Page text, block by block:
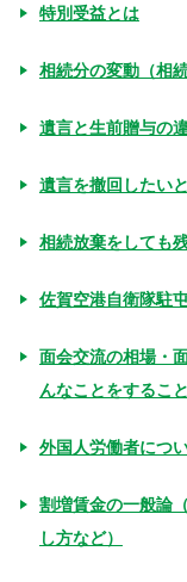
特別受益とは
相続分の変動（相
遺言と生前贈与の
遺言を撤回したい
相続放棄をしても
佐賀空港自衛隊駐
面会交流の相場・
んなことをするこ
外国人労働者につ
割増賃金の一般論
し方など）